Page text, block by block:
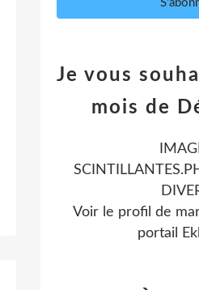
Je vous
mois de
Voir le profil de
portail